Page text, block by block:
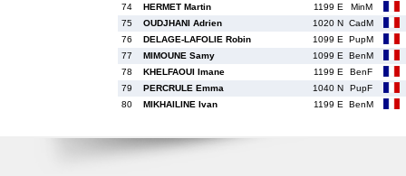
74
HERMET Martin 1199 E
MinM
75
OUDJHANI Adrien 1020 N CadM
76
DELAGE-LAFOLIE Robin 1099 E
PupM
77
MIMOUNE Samy 1099 E
BenM
78
KHELFAOUI Imane 1199 E
BenF
79
PERCRULE Emma 1040 N
PupF
80
MIKHAILINE Ivan 1199 E BenM